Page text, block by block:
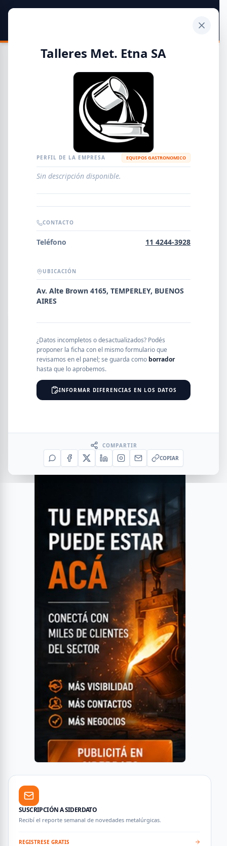
Guía de Empresas Metalúrgicas y Siderúrgicas
METALÚRGICAS
EMPRESAS AGREGAR EMPRESA
Error al cargar empresas.
NOMBRE
SEGMENTO
SUSCRIPCIÓN A SIDERDATO
Recibí el reporte semanal de novedades metalúrgicas.
REGISTRESE GRATIS
Talleres Met. Etna SA
PERFIL DE LA EMPRESA EQUIPOS GASTRONOMICO
Sin descripción disponible.
CONTACTO
Teléfono 11 4244-3928
UBICACIÓN
Av. Alte Brown 4165, TEMPERLEY, BUENOS
AIRES
¿Datos incompletos o desactualizados? Podés
proponer la ficha con el mismo formulario que
revisamos en el panel; se guarda como borrador
hasta que lo aprobemos.
INFORMAR DIFERENCIAS EN LOS DATOS
COMPARTIR
COPIAR